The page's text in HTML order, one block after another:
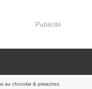
Publicité
au chocolat & pistaches